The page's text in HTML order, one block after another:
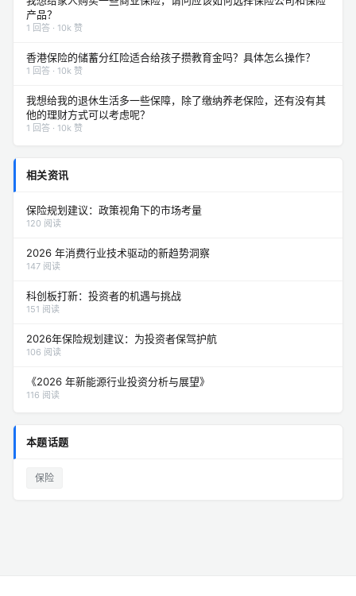
产品？
1 回答 · 10k 赞
香港保险的储蓄分红险适合给孩子攒教育金吗？具体怎么操作？
1 回答 · 10k 赞
我想给我的退休生活多一些保障，除了缴纳养老保险，还有没有其
他的理财方式可以考虑呢？
1 回答 · 10k 赞
相关资讯
保险规划建议：政策视角下的市场考量
120 阅读
2026 年消费行业技术驱动的新趋势洞察
147 阅读
科创板打新：投资者的机遇与挑战
151 阅读
2026年保险规划建议：为投资者保驾护航
106 阅读
《2026 年新能源行业投资分析与展望》
116 阅读
本题话题
保险